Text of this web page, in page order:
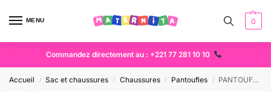
MENU 0
Commandez directement au : +221 77 281 10 10
Accueil / Sac et chaussures / Chaussures / Pantoufles / PANTOUFLES